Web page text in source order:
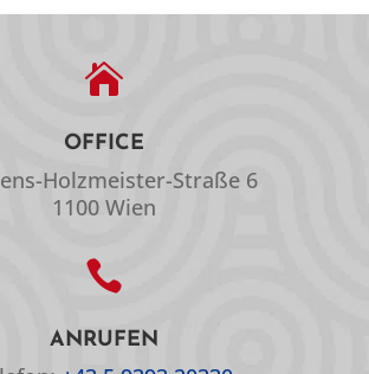

OFFICE
Holzmeister-Straße 6
1100 Wien

ANRUFEN